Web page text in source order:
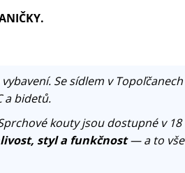
Se sídlem v Topoľčanech
a bidetů.
kouty jsou dostupné v 18
styl a funkčnost— a to vše